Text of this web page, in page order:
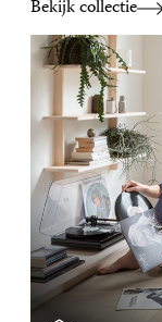
Bekijk collectie